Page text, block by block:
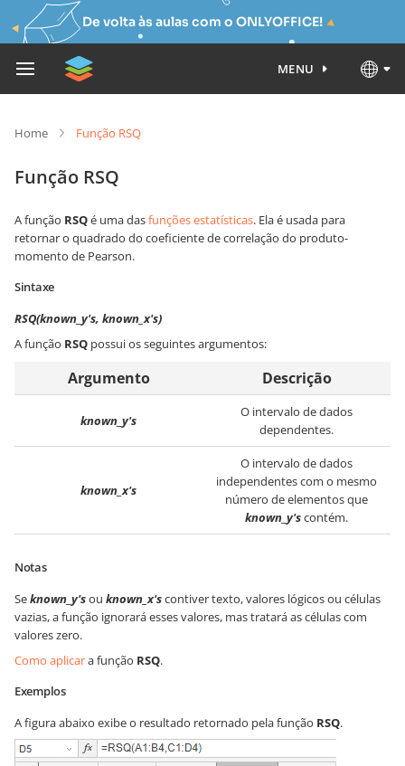
De volta às aulas com o ONLYOFFICE!
MENU
Home Função RSQ
Função RSQ
A função RSQé uma dasfunções estatísticas. Ela é usada para
retornar o quadrado do coeficiente de correlação do produto-
momento de Pearson.
Sintaxe
RSQ(known_y's, known_x's)
A função RSQ possui os seguintes argumentos:
Argumento Descrição
known_y's
O intervalo de dados
dependentes.
known_x's
O intervalo de dados
independentes com o mesmo
número de elementos que
known_y'scontém.
Notas
Seknown_y'sou known_x'scontiver texto, valores lógicos ou células
vazias, a função ignorará esses valores, mas tratará as células com
valores zero.
Como aplicara função RSQ.
Exemplos
A figura abaixo exibe o resultado retornado pela função RSQ.